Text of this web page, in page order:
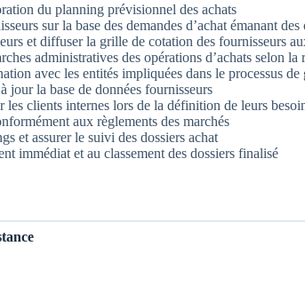
du planning prévisionnel des achats
sur la base des demandes d’achat émanant
et diffuser la grille de cotation des fournisseurs
administratives des opérations d’achats selon
avec les entités impliquées dans le processus de
jour la base de données fournisseurs
les clients internes lors de la définition de leurs
aux règlements des marchés
et assurer le suivi des dossiers achat
immédiat et au classement des dossiers finalisé